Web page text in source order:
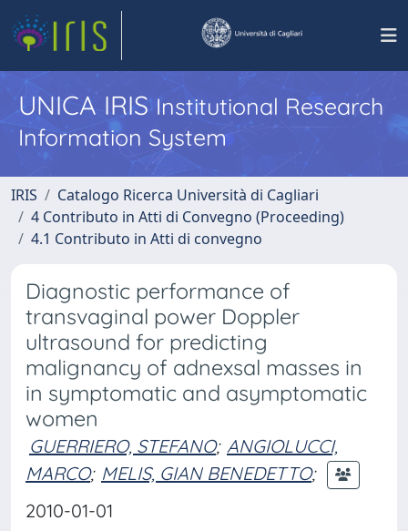
UNICA IRISInstitutional Research
Information System
IRIS
Catalogo Ricerca Università di Cagliari
4 Contributo in Atti di Convegno (Proceeding)
4.1 Contributo in Atti di convegno
Diagnostic performance of
transvaginal power Doppler
ultrasound for predicting
malignancy of adnexsal masses in
in symptomatic and asymptomatic
women
GUERRIERO, STEFANO; ANGIOLUCCI,
MARCO; MELIS, GIAN BENEDETTO;
2010-01-01